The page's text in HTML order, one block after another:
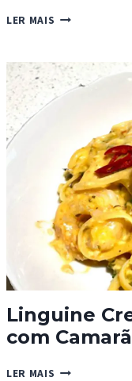
LER MAIS RISOTTO
E
CHOURIÇO
Linguine
com
LER MAIS LINGUINE